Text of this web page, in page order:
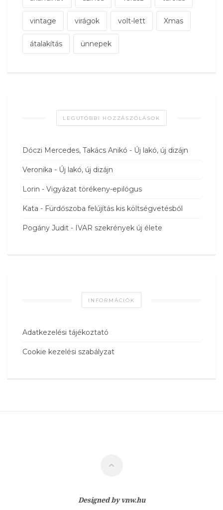
vintage virágok volt-lett Xmas
átalakítás ünnepek
LEGUTÓBBI HOZZÁSZÓLÁSOK
Dóczi Mercedes, Takács Anikó - Új lakó, új dizájn
Veronika - Új lakó, új dizájn
Lorin - Vigyázat törékeny-epilógus
Kata - Fürdőszoba felújítás kis költségvetésből
Pogány Judit - IVAR szekrények új élete
INFORMÁCIÓK
Adatkezelési tájékoztató
Cookie kezelési szabályzat
Designed byvnw.hu